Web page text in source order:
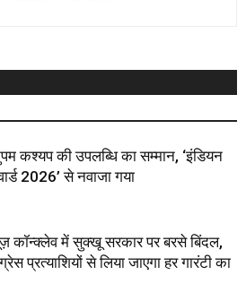
कश्यप की उपलब्धि का सम्मान, ‘इंडियन
2026’ से नवाजा गया
कॉन्क्लेव में सुक्खू सरकार पर बरसे बिंदल,
प्रत्याशियों से लिया जाएगा हर गारंटी का